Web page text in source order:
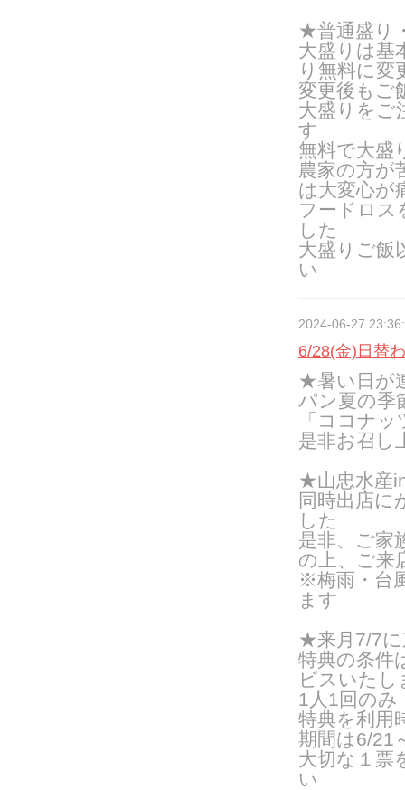
★普通盛り
大盛りは基
り無料に変
変更後もご
大盛りをご
す
無料で大盛
農家の方が
は大変心が
フードロス
した
大盛りご飯
い
2024-06-27
6/28(金)日替
★暑い日が
パン夏の季
「ココナ
是非お召し
★山忠水産
同時出店に
した
是非、ご家
の上、ご来
※梅雨・台
ます
★来月7/7に
特典の条件
ビスいたし
1人1回の
特典を利用
期間は6/21
大切な１票
い